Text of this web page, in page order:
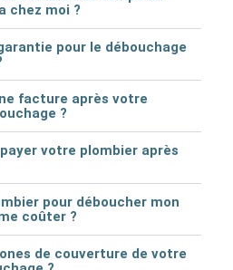
chez moi ?
pour le débouchage
facture après votre
?
votre plombier après
pour déboucher mon
coûter ?
de couverture de votre